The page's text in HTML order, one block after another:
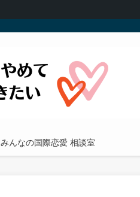
みんなの国際恋愛 相談室